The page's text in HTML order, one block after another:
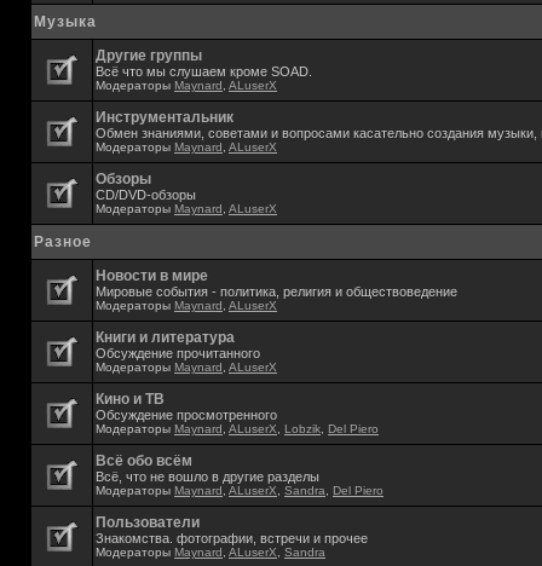
Музыка
Другие группы
Всё что мы слушаем кроме SOAD.
Модераторы Maynard ALuserX
Инструментальник
Обмен знаниями, советами и вопросами касательно создания музыки,
Модераторы Maynard ALuserX
Обзоры
CD/DVD-обзоры
Модераторы Maynard ALuserX
Разное
Новости в мире
Мировые события - политика, религия и обществоведение
Модераторы Maynard ALuserX
Книги и литература
Обсуждение прочитанного
Модераторы Maynard ALuserX
Кино и ТВ
Обсуждение просмотренного
Модераторы Maynard ALuserX Lobzik Del Piero
Всё обо всём
Всё, что не вошло в другие разделы
Модераторы Maynard ALuserX Sandra Del Piero
Пользователи
Знакомства. фотографии, встречи и прочее
Модераторы Maynard ALuserX Sandra